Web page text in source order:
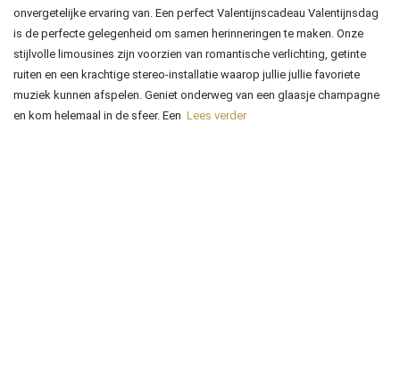
onvergetelijke ervaring van. Een perfect Valentijnscadeau Valentijnsdag
is de perfecte gelegenheid om samen herinneringen te maken. Onze
stijlvolle limousines zijn voorzien van romantische verlichting, getinte
ruiten en een krachtige stereo-installatie waarop jullie jullie favoriete
muziek kunnen afspelen. Geniet onderweg van een glaasje champagne
en kom helemaal in de sfeer. Een Lees verder